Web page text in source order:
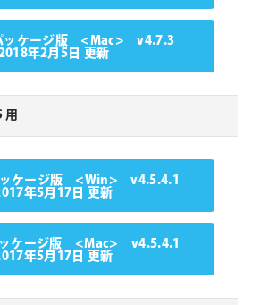
パッケージ版 <Mac> v4.7.3
年2月5日 更新
用
ッケージ版 <Win> v4.5.4.1
年5月17日 更新
ッケージ版 <Mac> v4.5.4.1
年5月17日 更新